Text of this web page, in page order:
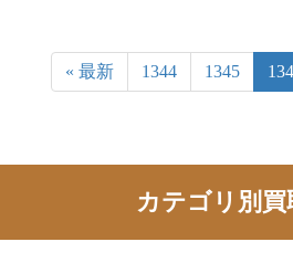
« 最新 1344 1345
カテゴリ別買